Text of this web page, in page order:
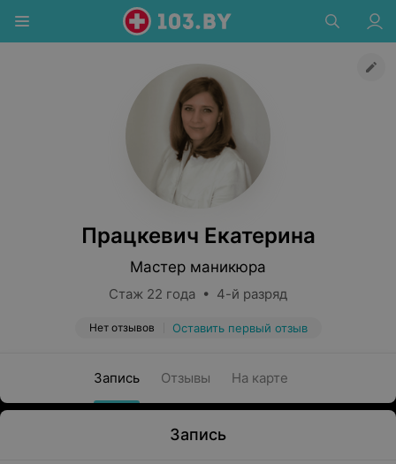
Працкевич Екатерина
Мастер маникюра
Стаж 22 года • 4-й разряд
Нет отзывов Оставить первый отзыв
Запись Отзывы На карте
Запись